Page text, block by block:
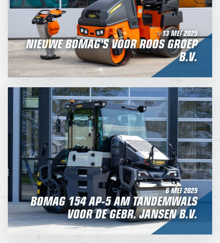
13 MEI 2025
NIEUWE BOMAG'S VOOR ROOS GROEP
B.V.
6 MEI 2025
BOMAG 154 AP-5 AM TANDEMWALS
VOOR DE GEBR. JANSEN B.V.